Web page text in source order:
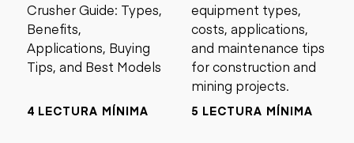
Crusher Guide: Types,
Benefits,
Applications, Buying
Tips, and Best Models
4 LECTURA MÍNIMA
equipment types,
costs, applications,
and maintenance tips
for construction and
mining projects.
5 LECTURA MÍNIMA